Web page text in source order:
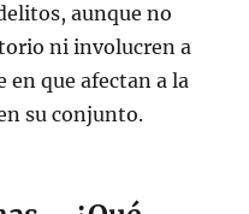
aunque no
ni involucren a
en que afectan a la
su conjunto.